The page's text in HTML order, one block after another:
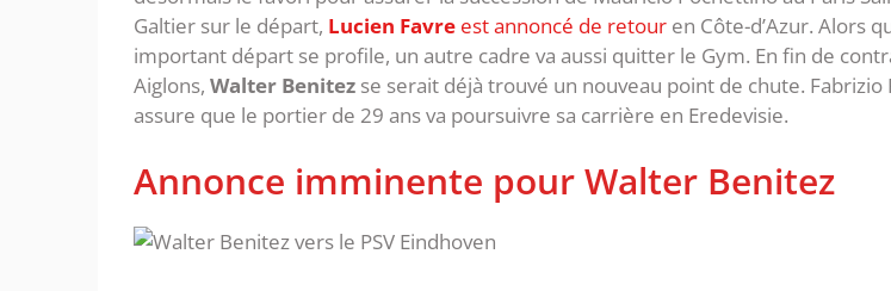
Galtier sur le départ, Lucien Favre est annoncé de retour en Côte-d’Azur. Alors
important départ se profile, un autre cadre va aussi quitter le Gym. En fin de
Aiglons, Walter Benitez se serait déjà trouvé un nouveau point de chute. Fabrizio
assure que le portier de 29 ans va poursuivre sa carrière en Eredevisie.
Annonce imminente pour Walter Benitez